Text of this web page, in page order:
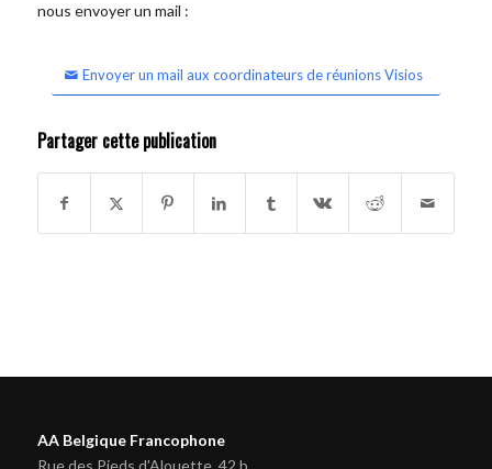
nous envoyer un mail :
Envoyer un mail aux coordinateurs de réunions Visios
Partager cette publication
AA Belgique Francophone
Rue des Pieds d'Alouette, 42 b